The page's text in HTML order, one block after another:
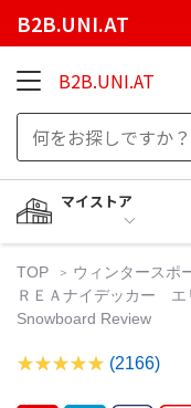
B2B.UNI.AT
B2B.UNI.AT
マイストア
TOP ウィンタースポ
ＲＥＡナイデッカー
Snowboard Review
(2166)